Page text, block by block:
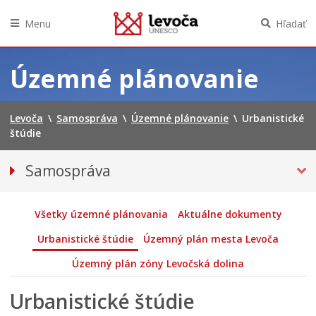
obsah
Menu Hľadať
Územné plánovanie
Levoča \ Samospráva \ Územné plánovanie \ Urbanistické
štúdie
Samospráva
Hlavný kontrolór mesta
Mestská polícia
Mestské zastupiteľstvo
Verejné obstarávania
VOĽBY
Všetky územné plánovania
Aktuálne dokumenty
Urbanistické štúdie
Územný plán mesta Levoča
Územný plán zóny Levočská dolina
Urbanistické štúdie